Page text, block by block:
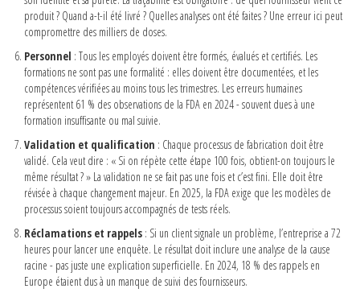
produit ? Quand a-t-il été livré ? Quelles analyses ont été faites ? Une erreur ici peut
compromettre des milliers de doses.
Personnel : Tous les employés doivent être formés, évalués et certifiés. Les
formations ne sont pas une formalité : elles doivent être documentées, et les
compétences vérifiées au moins tous les trimestres. Les erreurs humaines
représentent 61 % des observations de la FDA en 2024 - souvent dues à une
formation insuffisante ou mal suivie.
Validation et qualification : Chaque processus de fabrication doit être
validé. Cela veut dire : « Si on répète cette étape 100 fois, obtient-on toujours le
même résultat ? » La validation ne se fait pas une fois et c’est fini. Elle doit être
révisée à chaque changement majeur. En 2025, la FDA exige que les modèles de
processus soient toujours accompagnés de tests réels.
Réclamations et rappels : Si un client signale un problème, l’entreprise a 72
heures pour lancer une enquête. Le résultat doit inclure une analyse de la cause
racine - pas juste une explication superficielle. En 2024, 18 % des rappels en
Europe étaient dus à un manque de suivi des fournisseurs.